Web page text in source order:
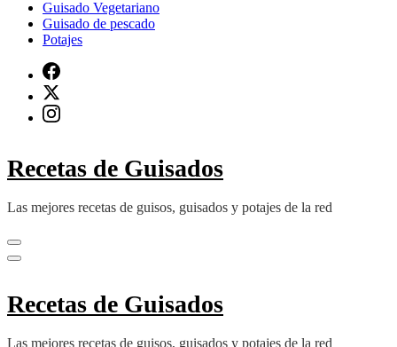
Guisado Vegetariano
Guisado de pescado
Potajes
Recetas de Guisados
Las mejores recetas de guisos, guisados y potajes de la red
Recetas de Guisados
Las mejores recetas de guisos, guisados y potajes de la red